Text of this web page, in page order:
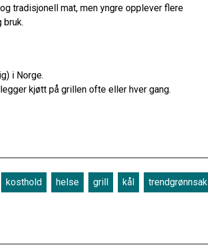
tradisjonell mat, men yngre opplever flere
bruk.
i Norge.
kjøtt på grillen ofte eller hver gang.
kosthold helse grill kål trendgrønnsak